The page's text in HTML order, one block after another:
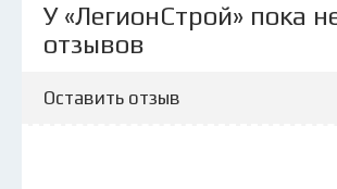
У «ЛегионСтрой» пока
отзывов
Оставить отзыв